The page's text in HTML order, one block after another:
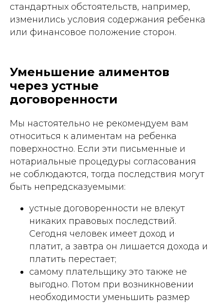
стандартных обстоятельств, например,
изменились условия содержания ребенка
или финансовое положение сторон.
Уменьшение алиментов
через устные
договоренности
Мы настоятельно не рекомендуем вам
относиться к алиментам на ребенка
поверхностно. Если эти письменные и
нотариальные процедуры согласования
не соблюдаются, тогда последствия могут
быть непредсказуемыми:
устные договоренности не влекут
никаких правовых последствий.
Сегодня человек имеет доход и
платит, а завтра он лишается дохода и
платить перестает;
самому плательщику это также не
выгодно. Потом при возникновении
необходимости уменьшить размер